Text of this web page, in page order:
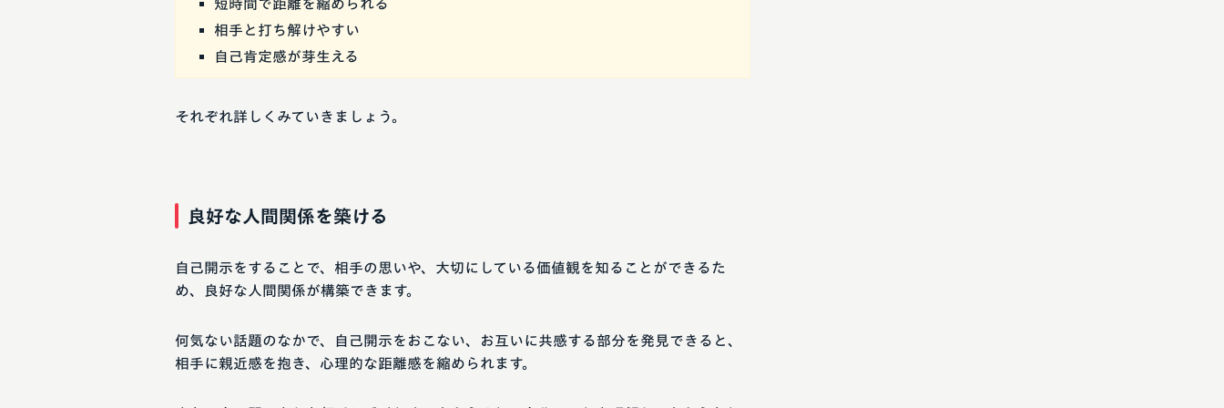
短時間で距離を縮められる
相手と打ち解けやすい
自己肯定感が芽生える
それぞれ詳しくみていきましょう。
良好な人間関係を築ける
自己開示をすることで、相手の思いや、大切にしている価値観を知ることができるた
め、良好な人間関係が構築できます。
何気ない話題のなかで、自己開示をおこない、お互いに共感する部分を発見できると、
相手に親近感を抱き、心理的な距離感を縮められます。